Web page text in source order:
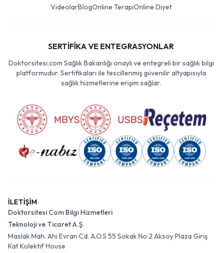
VideolarBlogOnline TerapiOnline Diyet
SERTİFİKA VE ENTEGRASYONLAR
Doktorsitesi.com Sağlık Bakanlığı onaylı ve entegreli bir sağlık bilgi
platformudur. Sertifikaları ile tescillenmiş güvenilir altyapısıyla
sağlık hizmetlerine erişim sağlar.
İLETİŞİM
Doktorsitesi Com Bilgi Hizmetleri
Teknoloji ve Ticaret A.Ş.
Maslak Mah. Ahi Evran Cd. A.O.S 55 Sokak No:2 Aksoy Plaza Giriş
Kat Kolektif House